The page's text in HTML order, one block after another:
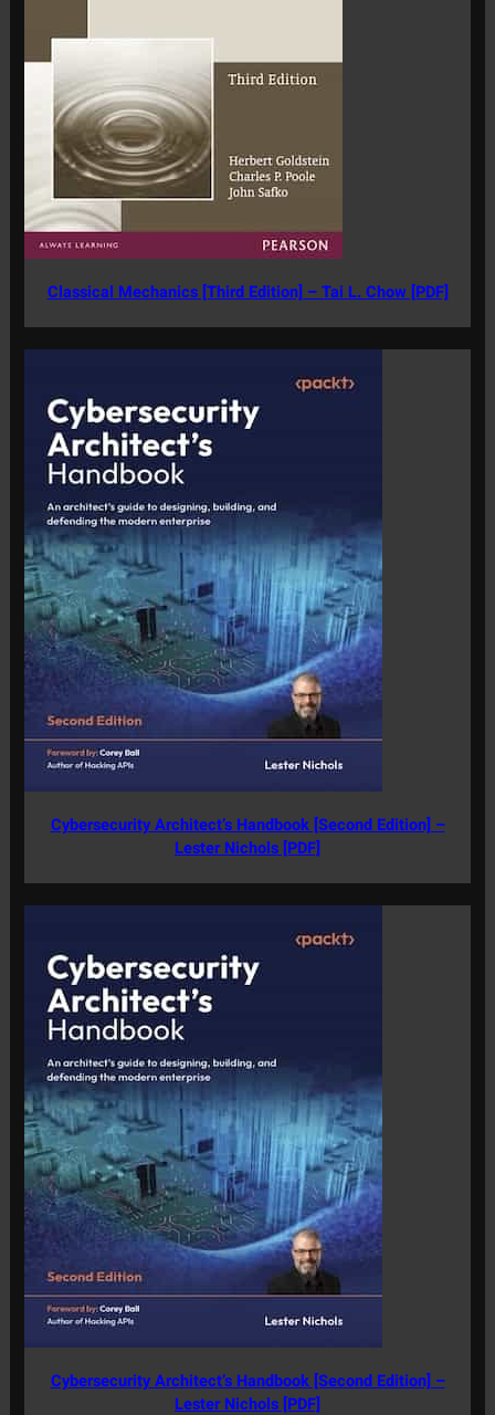
Classical Mechanics [Third Edition] – Tai L. Chow [PDF]
Cybersecurity Architect’s Handbook [Second Edition] –
Lester Nichols [PDF]
Cybersecurity Architect’s Handbook [Second Edition] –
Lester Nichols [PDF]